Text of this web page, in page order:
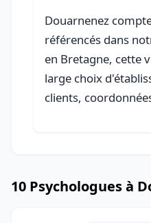
Douarnenez
référencés dans
en Bretagne, cette
large choix
clients,
10 Psychologues à